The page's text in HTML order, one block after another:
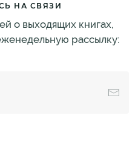
НА СВЯЗИ
о выходящих книгах,
рассылку: